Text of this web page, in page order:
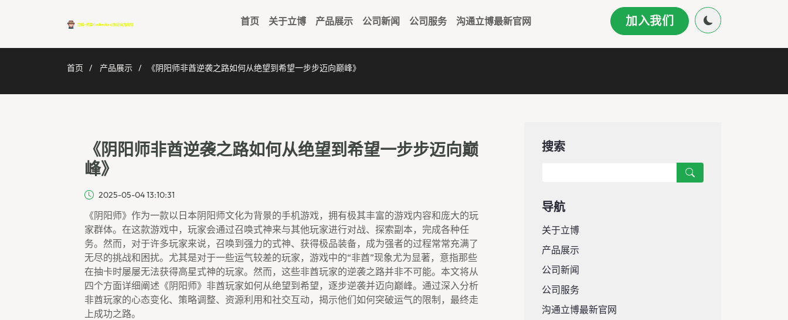
首页 关于立博 产品展示 公司新闻 公司服务 沟通立博最新官网 加入我们
首页 产品展示 《阴阳师非酋逆袭之路如何从绝望到希望一步步迈向巅峰》
《阴阳师非酋逆袭之路如何从绝望到希望一步步迈向巅
峰》
2025-05-04 13:10:31
《阴阳师》作为一款以日本阴阳师文化为背景的手机游戏，拥有极其丰富的游戏内容和庞大的玩
家群体。在这款游戏中，玩家会通过召唤式神来与其他玩家进行对战、探索副本，完成各种任
务。然而，对于许多玩家来说，召唤到强力的式神、获得极品装备，成为强者的过程常常充满了
无尽的挑战和困扰。尤其是对于一些运气较差的玩家，游戏中的“非酋”现象尤为显著，意指那些
在抽卡时屡屡无法获得高星式神的玩家。然而，这些非酋玩家的逆袭之路并非不可能。本文将从
四个方面详细阐述《阴阳师》非酋玩家如何从绝望到希望，逐步逆袭并迈向巅峰。通过深入分析
非酋玩家的心态变化、策略调整、资源利用和社交互动，揭示他们如何突破运气的限制，最终走
上成功之路。
搜索
导航
关于立博
产品展示
公司新闻
公司服务
沟通立博最新官网